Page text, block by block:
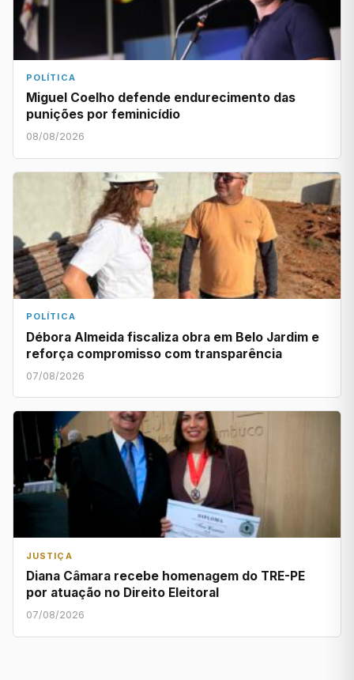
POLÍTICA
Miguel Coelho defende endurecimento das
punições por feminicídio
08/08/2026
POLÍTICA
Débora Almeida fiscaliza obra em Belo Jardim e
reforça compromisso com transparência
07/08/2026
JUSTIÇA
Diana Câmara recebe homenagem do TRE-PE
por atuação no Direito Eleitoral
07/08/2026